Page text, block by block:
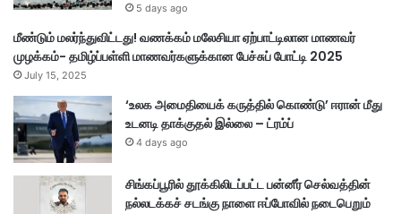
5 days ago
மீண்டும் மலர்ந்துவிட்டது! வணக்கம் மலேசியா ஏற்பாட்டிலான மாணவர்
முழக்கம்- தமிழ்ப்பள்ளி மாணவர்களுக்கான பேச்சுப் போட்டி 2025
July 15, 2025
‘உலக அமைதியைக் கருத்தில் கொண்டு’ ஈரான் மீது
உடனடி தாக்குதல் இல்லை – ட்ரம்ப்
4 days ago
சிங்கப்பூரில் தூக்கிலிடப்பட்ட பன்னீர் செல்வத்தின்
நல்லடக்கச் சடங்கு நாளை ஈப்போவில் நடைபெறும்